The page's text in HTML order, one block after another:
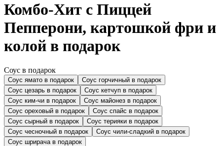
Комбо-Хит с Пиццей
Пепперони, картошкой фри и
колой в подарок
Соус в подарок
Соус ямато в подарок
Соус горчичный в подарок
Соус цезарь в подарок
Соус кетчуп в подарок
Соус ким-чи в подарок
Соус майонез в подарок
Соус ореховый в подарок
Соус спайс в подарок
Соус сырный в подарок
Соус терияки в подарок
Соус чесночный в подарок
Соус чили-сладкий в подарок
Соус шрирача в подарок